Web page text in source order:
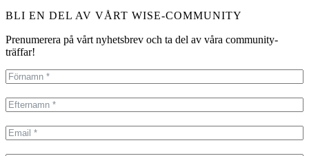
BLI EN DEL AV VÅRT WISE-COMMUNITY
Prenumerera på vårt nyhetsbrev och ta del av våra community-
träffar!